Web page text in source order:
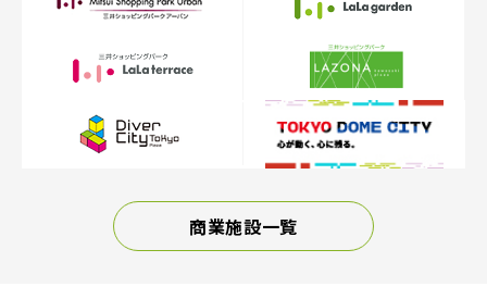
商業施設一覧